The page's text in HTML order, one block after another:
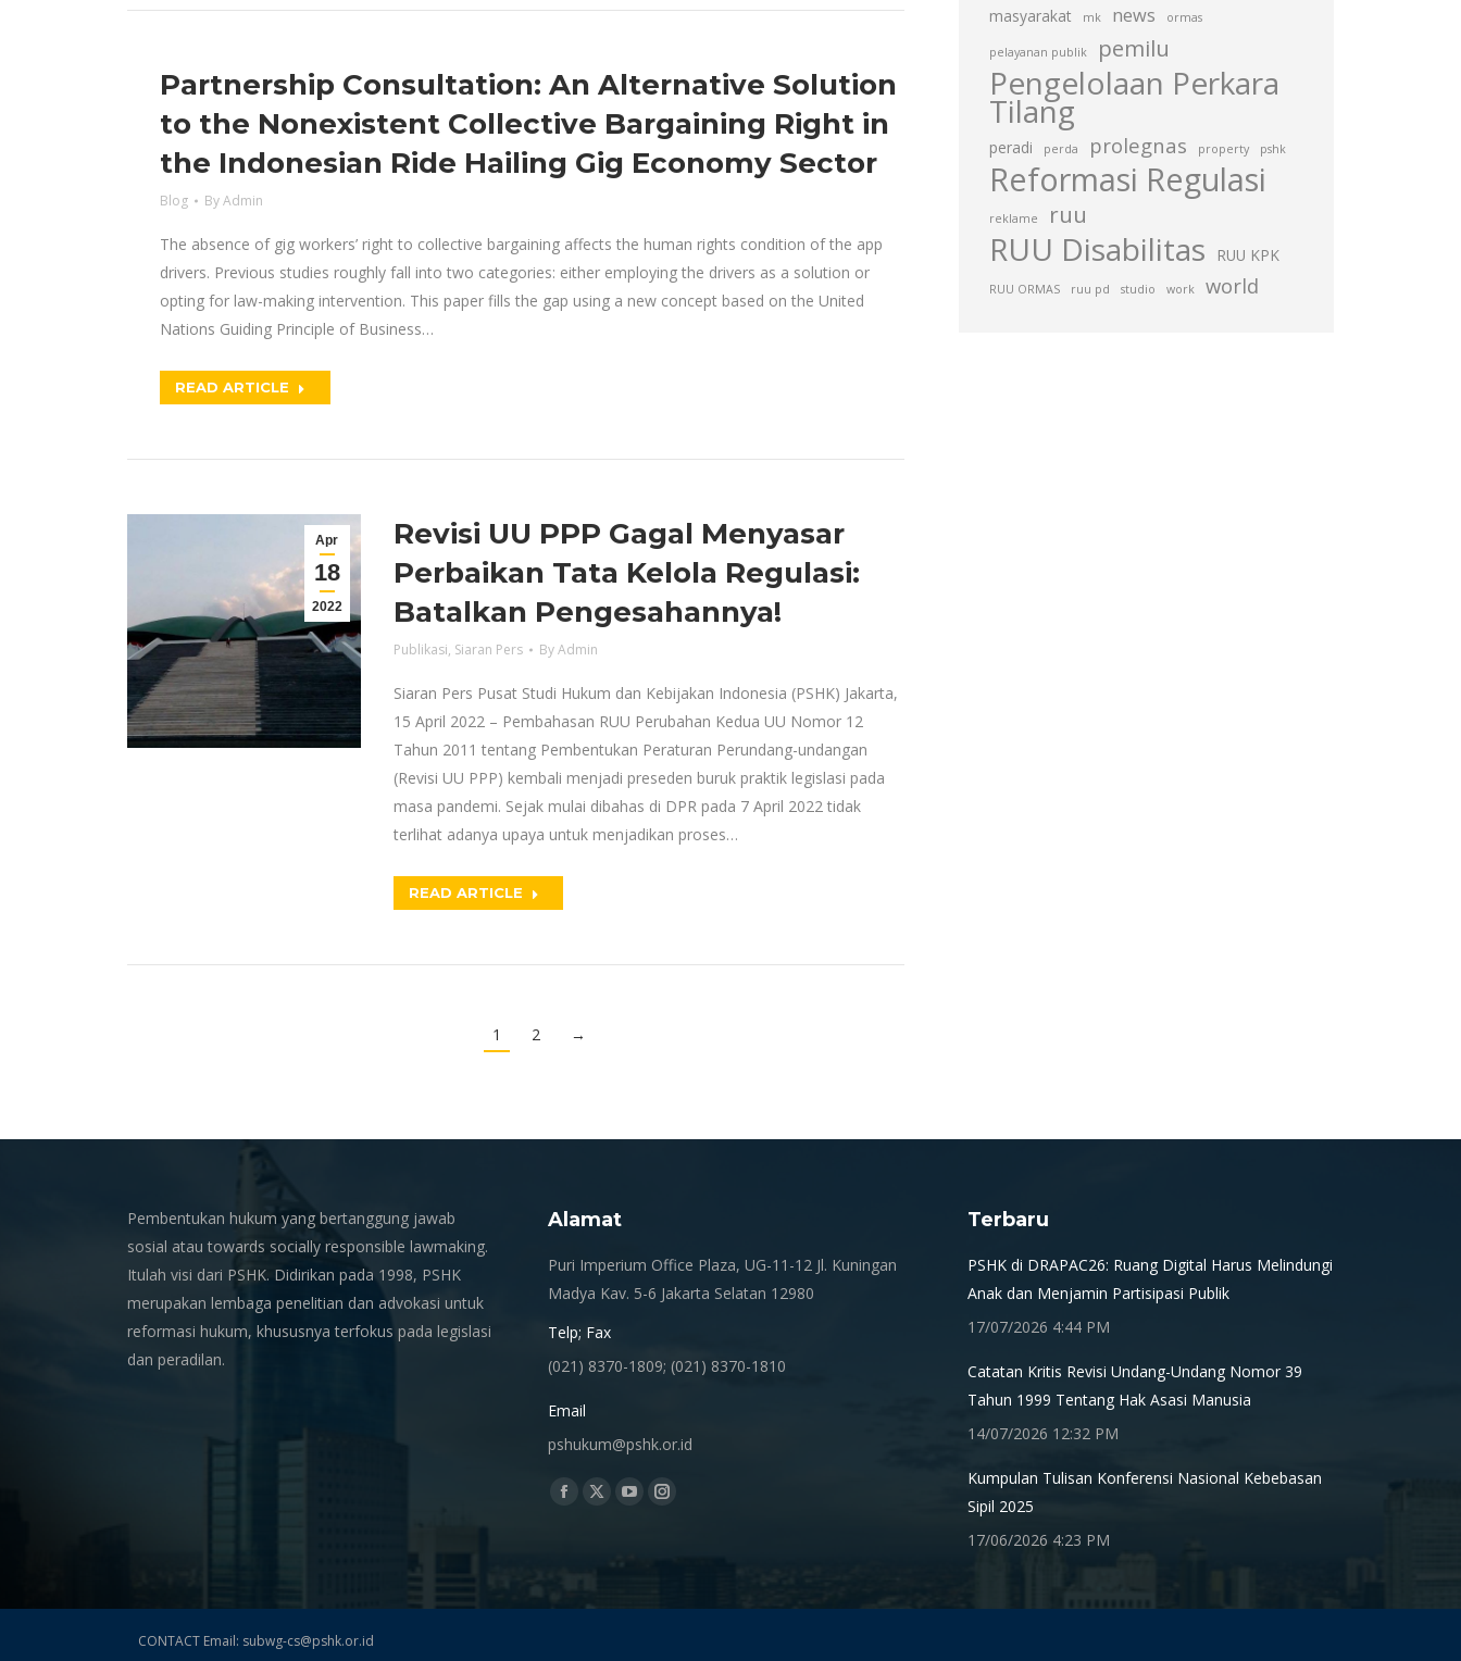
Partnership Consultation: An Alternative Solution
to the Nonexistent Collective Bargaining Right in
the Indonesian Ride Hailing Gig Economy Sector
Blog ByAdmin
The absence of gig workers’ right to collective bargaining affects the human rights condition of the app
drivers. Previous studies roughly fall into two categories: either employing the drivers as a solution or
opting for law-making intervention. This paper fills the gap using a new concept based on the United
Nations Guiding Principle of Business…
READ ARTICLE
Apr
18
2022
Revisi UU PPP Gagal Menyasar
Perbaikan Tata Kelola Regulasi:
Batalkan Pengesahannya!
Publikasi, Siaran Pers ByAdmin
Siaran Pers Pusat Studi Hukum dan Kebijakan Indonesia (PSHK) Jakarta,
15 April 2022 – Pembahasan RUU Perubahan Kedua UU Nomor 12
Tahun 2011 tentang Pembentukan Peraturan Perundang-undangan
(Revisi UU PPP) kembali menjadi preseden buruk praktik legislasi pada
masa pandemi. Sejak mulai dibahas di DPR pada 7 April 2022 tidak
terlihat adanya upaya untuk menjadikan proses…
READ ARTICLE
1 2 →
masyarakat mk news ormas
pelayanan publik pemilu
Pengelolaan Perkara
Tilang
peradi perda prolegnas property pshk
Reformasi Regulasi
reklame ruu
RUU Disabilitas RUU KPK
RUU ORMAS ruu pd studio work world
Pembentukan hukum yang bertanggung jawab
sosial atau towards socially responsible lawmaking.
Itulah visi dari PSHK. Didirikan pada 1998, PSHK
merupakan lembaga penelitian dan advokasi untuk
reformasi hukum, khususnya terfokus pada legislasi
dan peradilan.
Alamat
Puri Imperium Office Plaza, UG-11-12 Jl. Kuningan
Madya Kav. 5-6 Jakarta Selatan 12980
Telp; Fax
(021) 8370-1809; (021) 8370-1810
Email
pshukum@pshk.or.id
Find us on:
Facebook
X
YouTubeInstagram
Terbaru
PSHK di DRAPAC26: Ruang Digital Harus Melindungi
Anak dan Menjamin Partisipasi Publik
17/07/2026 4:44 PM
Catatan Kritis Revisi Undang-Undang Nomor 39
Tahun 1999 Tentang Hak Asasi Manusia
14/07/2026 12:32 PM
Kumpulan Tulisan Konferensi Nasional Kebebasan
Sipil 2025
17/06/2026 4:23 PM
CONTACT Email: subwg-cs@pshk.or.id